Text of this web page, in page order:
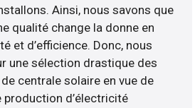
Ainsi, nous savons que
qualité change la donne en
et d’efficience. Donc, nous
une sélection drastique des
centrale solaire en vue de
d’électricité